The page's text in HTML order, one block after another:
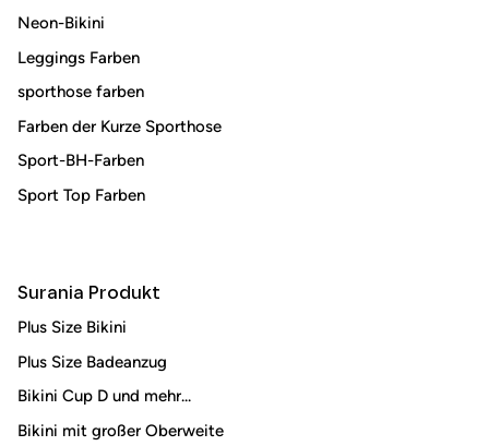
Neon-Bikini
Leggings Farben
sporthose farben
Farben der Kurze Sporthose
Sport-BH-Farben
Sport Top Farben
Surania Produkt
Plus Size Bikini
Plus Size Badeanzug
Bikini Cup D und mehr...
Bikini mit großer Oberweite